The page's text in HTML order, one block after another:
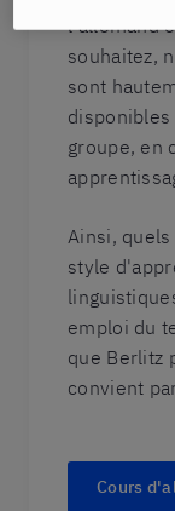
l'allemand
souhaitez,
sont
groupe, en
Ainsi,
style
emploi du
que Berlitz
convient
Cours